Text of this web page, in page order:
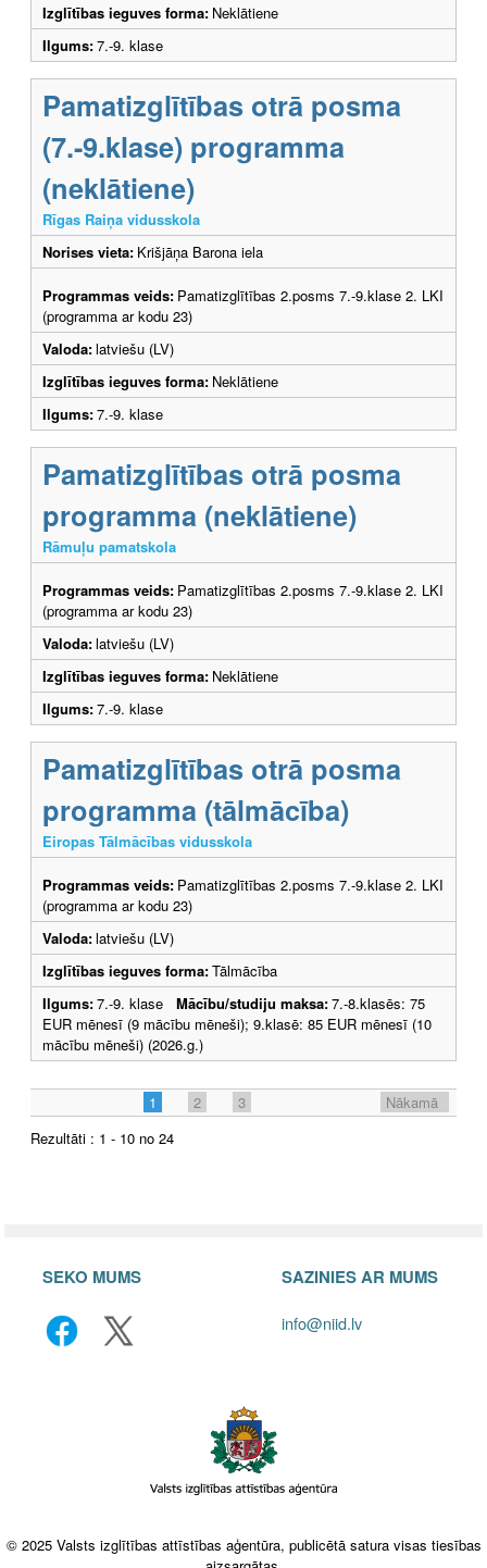
Izglītības ieguves forma: Neklātiene
Ilgums:7.-9. klase
Pamatizglītības otrā posma
(7.-9.klase) programma
(neklātiene)
Rīgas Raiņa vidusskola
Norises vieta: Krišjāņa Barona iela
Programmas veids: Pamatizglītības 2.posms 7.-9.klase 2. LKI
(programma ar kodu 23)
Valoda:latviešu (LV)
Izglītības ieguves forma: Neklātiene
Ilgums:7.-9. klase
Pamatizglītības otrā posma
programma (neklātiene)
Rāmuļu pamatskola
Programmas veids: Pamatizglītības 2.posms 7.-9.klase 2. LKI
(programma ar kodu 23)
Valoda:latviešu (LV)
Izglītības ieguves forma: Neklātiene
Ilgums:7.-9. klase
Pamatizglītības otrā posma
programma (tālmācība)
Eiropas Tālmācības vidusskola
Programmas veids: Pamatizglītības 2.posms 7.-9.klase 2. LKI
(programma ar kodu 23)
Valoda:latviešu (LV)
Izglītības ieguves forma:Tālmācība
Ilgums:7.-9. klase Mācību/studiju maksa:7.-8.klasēs: 75
EUR mēnesī (9 mācību mēneši); 9.klasē: 85 EUR mēnesī (10
mācību mēneši) (2026.g.)
1 2 3
Nākamā
Rezultāti : 1 - 10 no 24
SEKO MUMS SAZINIES AR MUMS
info@niid.lv
© 2025 Valsts izglītības attīstības aģentūra, publicētā satura visas tiesības